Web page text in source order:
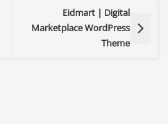
Eidmart | Digital
Marketplace WordPress
Theme